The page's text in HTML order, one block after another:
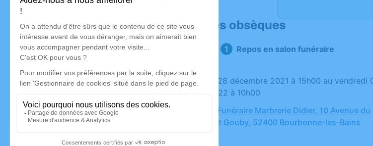
Déroulé des obsèques
Repos en salon funéraire
Du mardi 28 décembre 2021 à 15h00 au vendredi 07
janvier 2022 à 10h00
Chambre Funéraire Marbrerie Didier, 10 Avenue du
Lieutenant Gouby, 52400 Bourbonne-les-Bains